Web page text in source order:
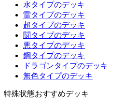
水タイプのデッキ
雷タイプのデッキ
超タイプのデッキ
闘タイプのデッキ
悪タイプのデッキ
鋼タイプのデッキ
ドラゴンタイプのデッキ
無色タイプのデッキ
特殊状態おすすめデッキ